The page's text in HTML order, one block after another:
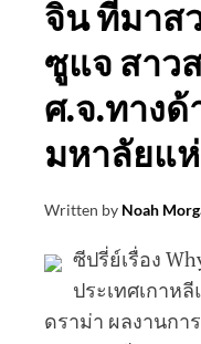
จิน ที่มาส
ซูแจ สาว
ศ.จ.ทาง
มหาลัยแ
Written by Noah
ซีปรี่ย์เรื่อง
ประเทศเกาห
ดราม่า ผลงานก